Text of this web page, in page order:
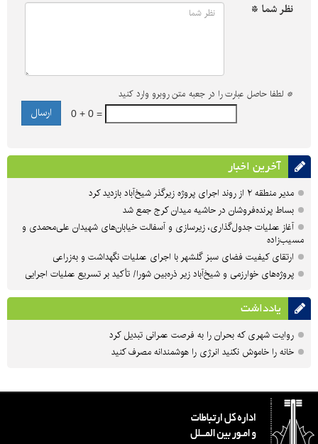
نظر شما *
* لطفا حاصل عبارت را در جعبه متن روبرو وارد کنید
0 + 0 =
آخرین اخبار
مدیر منطقه ۲ از روند اجرای پروژه زیرگذر شیخ‌آباد بازدید کرد
بساط پرنده‌فروشان در حاشیه میدان کرج جمع شد
آغاز عملیات جدول‌گذاری، زیرسازی و آسفالت خیابان‌های شهیدان علی‌محمدی و
مسیب‌زاده
ارتقای کیفیت فضای سبز گلشهر با اجرای عملیات نگهداشت و به‌زراعی
پروژه‌های خوارزمی و شیخ‌آباد زیر ذره‌بین شورا/ تأکید بر تسریع عملیات اجرایی
یادداشت
روایت شهری که بحران را به فرصت عمرانی تبدیل کرد
خانه را خاموش نکنید انرژی را هوشمندانه مصرف کنید